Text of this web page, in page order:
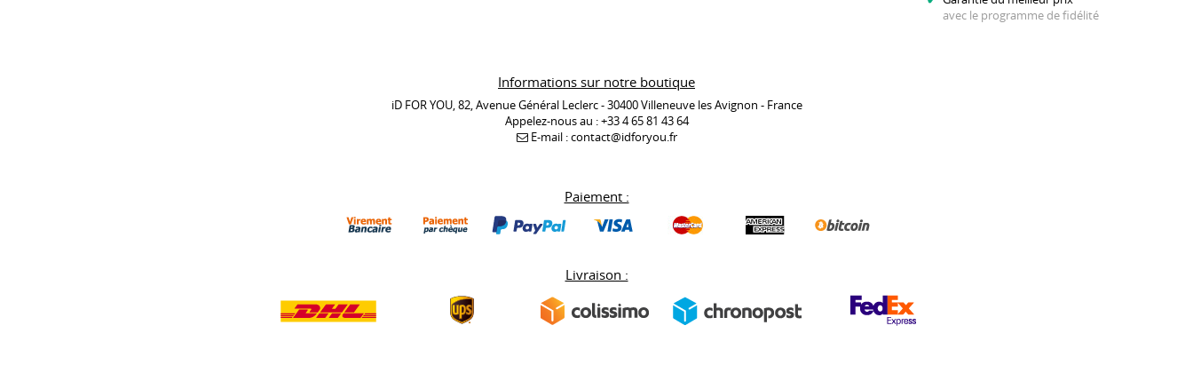
avec le programme de fidélité
Informations sur notre boutique
iD FOR YOU, 82, Avenue Général Leclerc - 30400 Villeneuve les Avignon - France
Appelez-nous au :+33 4 65 81 43 64
E-mail :contact@idforyou.fr
Paiement :
Livraison :